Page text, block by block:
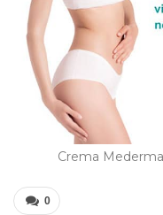
Crema
0